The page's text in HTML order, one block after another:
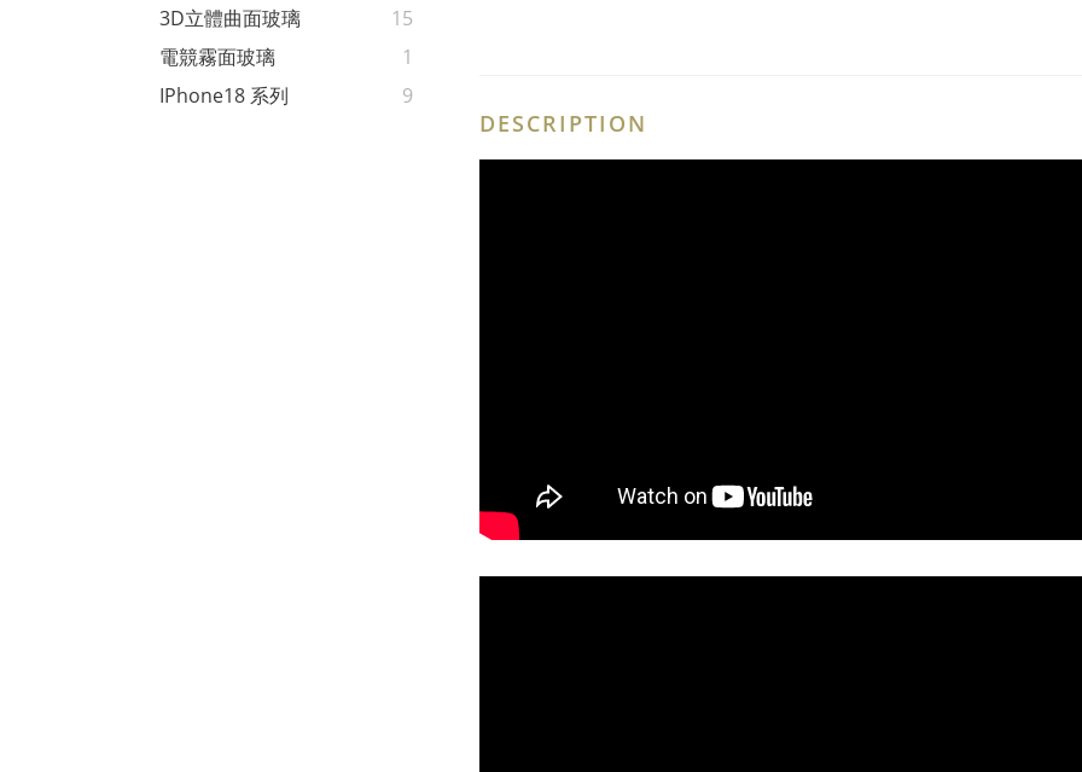
3D立體曲面玻璃
15
電競霧面玻璃
1
IPhone18 系列
9
DESCRIPTION